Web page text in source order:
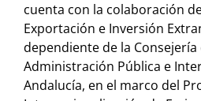
cuenta con la colaboración
Exportación e Inversión
dependiente de la Consejería
Administración Pública e
Andalucía, en el marco del